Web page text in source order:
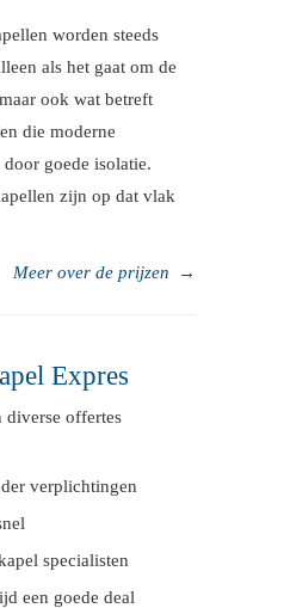
worden steeds
als het gaat om de
ook wat betreft
die moderne
goede isolatie.
zijn op dat vlak
Meer over de prijzen →
Expres
offertes
verplichtingen
specialisten
een goede deal